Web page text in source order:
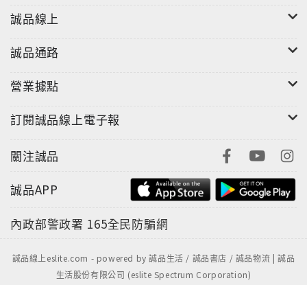
誠品線上
誠品通路
營業據點
訂閱誠品線上電子報
關注誠品
誠品APP
內政部警政署 165全民防騙網
誠品線上eslite.com - powered by 誠品生活 / 誠品書店 / 誠品物流 | 誠品
生活股份有限公司 (eslite Spectrum Corporation)